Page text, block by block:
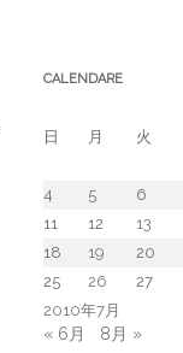
CALENDARE
2010年7月
日 月 火
4
5 6
11
12 13
18
19 20
25
26 27
« 6月 8月 »